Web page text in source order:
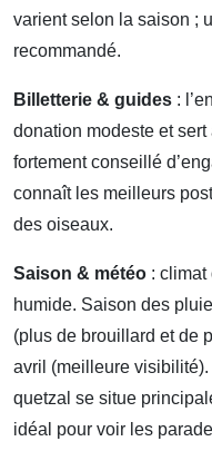
varient selon la saison ;
recommandé.
Billetterie & guides :
donation modeste et
fortement conseillé
connaît les meilleurs
des oiseaux.
Saison & météo :
humide. Saison des
(plus de brouillard et de
avril (meilleure
quetzal se situe
idéal pour voir les